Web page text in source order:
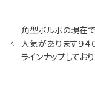
角型ボルボの現在
人気があります９４
ラインナップしており